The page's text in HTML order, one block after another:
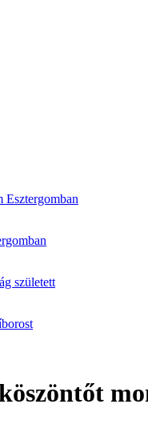
született